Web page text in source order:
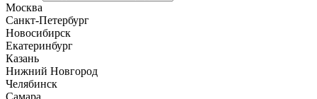
Москва
Санкт-Петербург
Новосибирск
Екатеринбург
Казань
Нижний Новгород
Челябинск
Самара